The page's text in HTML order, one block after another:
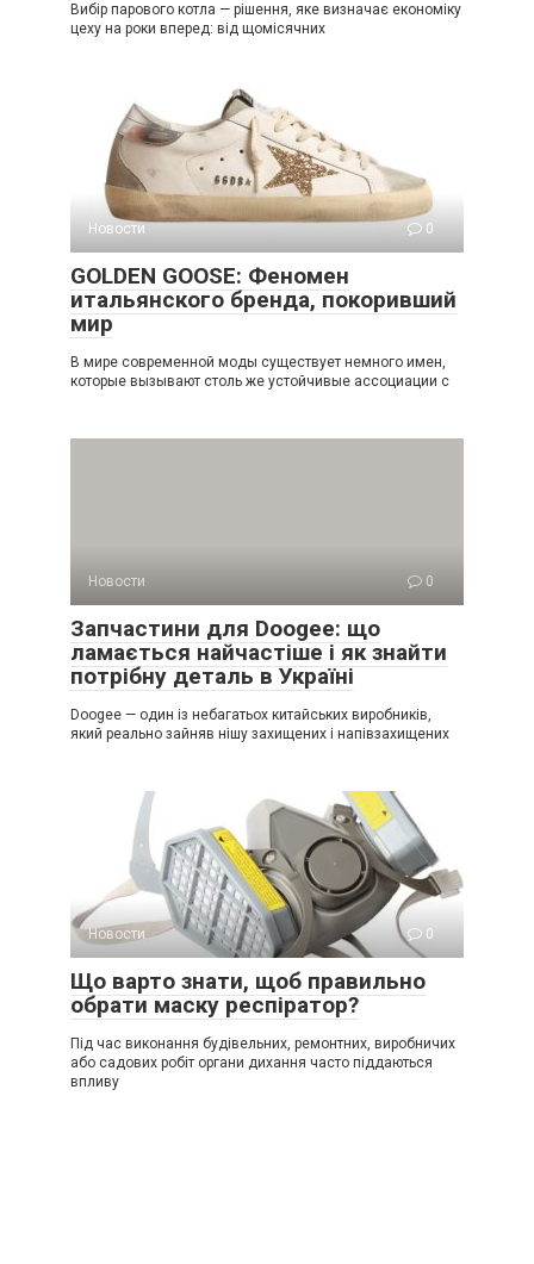
Вибір парового котла — рішення, яке визначає економіку
цеху на роки вперед: від щомісячних
Новости 0
GOLDEN GOOSE: Феномен
итальянского бренда, покоривший
мир
В мире современной моды существует немного имен,
которые вызывают столь же устойчивые ассоциации с
Новости 0
Запчастини для Doogee: що
ламається найчастіше і як знайти
потрібну деталь в Україні
Doogee — один із небагатьох китайських виробників,
який реально зайняв нішу захищених і напівзахищених
Новости 0
Що варто знати, щоб правильно
обрати маску респіратор?
Під час виконання будівельних, ремонтних, виробничих
або садових робіт органи дихання часто піддаються
впливу